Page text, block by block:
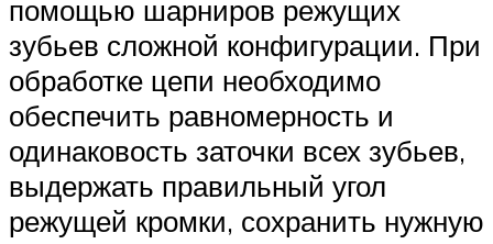
помощью шарниров режущих
зубьев сложной конфигурации. При
обработке цепи необходимо
обеспечить равномерность и
одинаковость заточки всех зубьев,
выдержать правильный угол
режущей кромки, сохранить нужную